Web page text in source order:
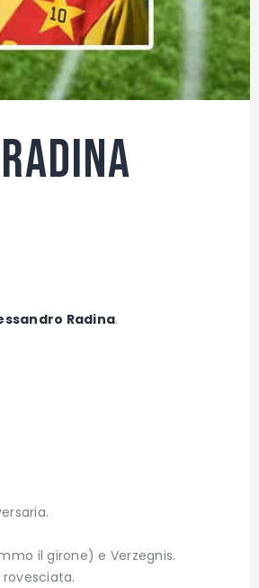
Radina.
il girone) e Verzegnis.